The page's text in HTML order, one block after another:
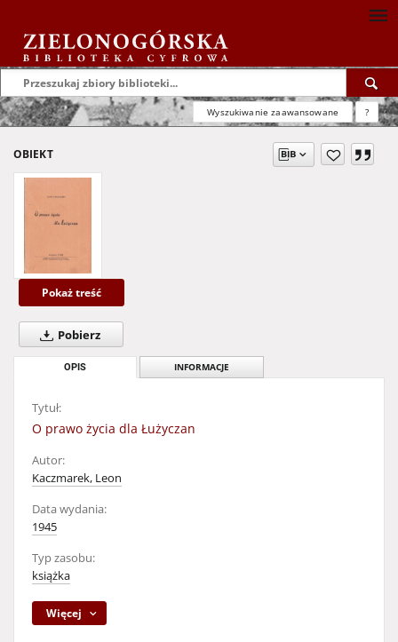
Wyszukiwanie zaawansowane ?
OBIEKT
Pokaż treść
Pobierz
OPIS INFORMACJE
Tytuł:
O prawo życia dla Łużyczan
Autor:
Kaczmarek, Leon
Data wydania:
1945
Typ zasobu:
książka
Więcej